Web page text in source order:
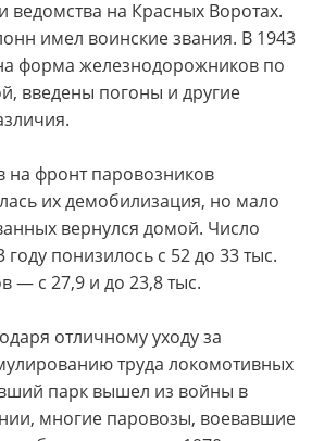
ведомства на Красных Воротах.
имел воинские звания. В 1943
форма железнодорожников по
введены погоны и другие
на фронт паровозников
их демобилизация, но мало
вернулся домой. Число
понизилось с 52 до 33 тыс.
— с 27,9 и до 23,8 тыс.
отличному уходу за
труда локомотивных
парк вышел из войны в
многие паровозы, воевавшие